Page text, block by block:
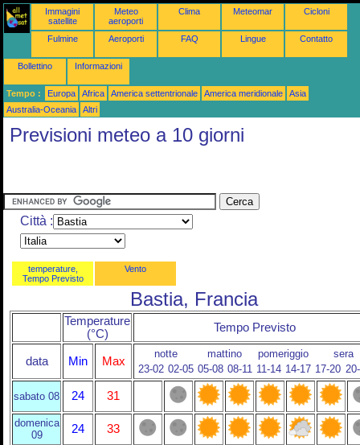
Immagini
satellite
Meteo
aeroporti
Clima Meteomar Cicloni
Fulmine Aeroporti FAQ Lingue Contatto
Bollettino Informazioni
Tempo : Europa Africa America settentrionale America meridionale
Asia
Australia-Oceania
Altri
Previsioni meteo a 10 giorni
Città :
temperature,
Tempo Previsto
Vento
Bastia, Francia
Temperature
(°C)
Tempo Previsto
data Min Max
notte mattino pomeriggio
sera
23-02 02-05 05-08 08-11 11-14 14-17 17-20
sabato 08 24 31
domenica
09
24 33